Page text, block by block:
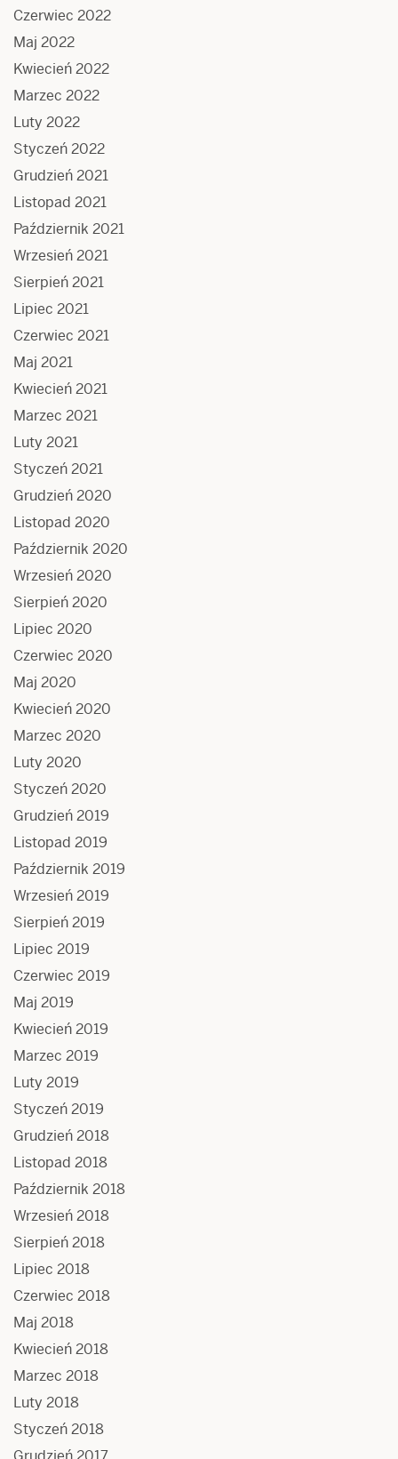
Czerwiec 2022
Maj 2022
Kwiecień 2022
Marzec 2022
Luty 2022
Styczeń 2022
Grudzień 2021
Listopad 2021
Październik 2021
Wrzesień 2021
Sierpień 2021
Lipiec 2021
Czerwiec 2021
Maj 2021
Kwiecień 2021
Marzec 2021
Luty 2021
Styczeń 2021
Grudzień 2020
Listopad 2020
Październik 2020
Wrzesień 2020
Sierpień 2020
Lipiec 2020
Czerwiec 2020
Maj 2020
Kwiecień 2020
Marzec 2020
Luty 2020
Styczeń 2020
Grudzień 2019
Listopad 2019
Październik 2019
Wrzesień 2019
Sierpień 2019
Lipiec 2019
Czerwiec 2019
Maj 2019
Kwiecień 2019
Marzec 2019
Luty 2019
Styczeń 2019
Grudzień 2018
Listopad 2018
Październik 2018
Wrzesień 2018
Sierpień 2018
Lipiec 2018
Czerwiec 2018
Maj 2018
Kwiecień 2018
Marzec 2018
Luty 2018
Styczeń 2018